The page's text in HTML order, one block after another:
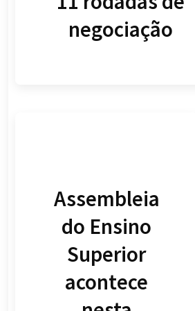
negociação
Assembleia
do Ensino
Superior
acontece